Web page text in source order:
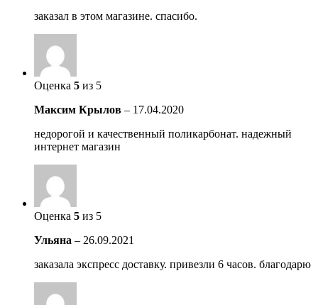
заказал в этом магазине. спасибо.
Оценка 5 из 5
Максим Крылов – 17.04.2020
недорогой и качественный поликарбонат. надежный
интернет магазин
Оценка 5 из 5
Ульяна – 26.09.2021
заказала экспресс доставку. привезли 6 часов. благодарю